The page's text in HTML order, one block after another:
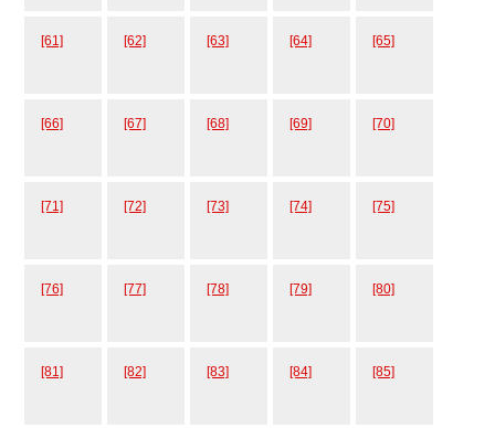
[61] [62] [63] [64] [65]
[66] [67] [68] [69] [70]
[71] [72] [73] [74] [75]
[76] [77] [78] [79] [80]
[81] [82] [83] [84] [85]